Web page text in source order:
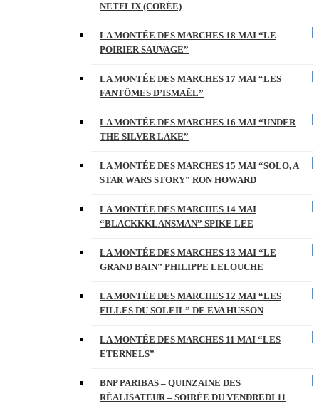
NETFLIX (CORÉE)
LA MONTÉE DES MARCHES 18 MAI “LE
POIRIER SAUVAGE”
LA MONTÉE DES MARCHES 17 MAI “LES
FANTÔMES D’ISMAËL”
LA MONTÉE DES MARCHES 16 MAI “UNDER
THE SILVER LAKE”
LA MONTÉE DES MARCHES 15 MAI “SOLO, A
STAR WARS STORY” RON HOWARD
LA MONTÉE DES MARCHES 14 MAI
“BLACKKKLANSMAN” SPIKE LEE
LA MONTÉE DES MARCHES 13 MAI “LE
GRAND BAIN” PHILIPPE LELOUCHE
LA MONTÉE DES MARCHES 12 MAI “LES
FILLES DU SOLEIL” DE EVA HUSSON
LA MONTÉE DES MARCHES 11 MAI “LES
ETERNELS”
BNP PARIBAS – QUINZAINE DES
RÉALISATEUR – SOIRÉE DU VENDREDI 11